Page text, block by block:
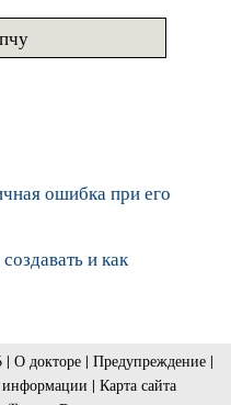
ошибка при его
и как
| О докторе | Предупреждение |
информации | Карта сайта